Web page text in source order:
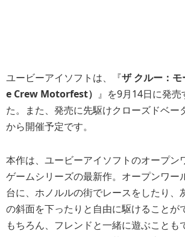
ユービーアイソフトは、『ザ クルー：
e Crew Motorfest） 』を9月14日に発
た。また、発売に先駆けクローズドベー
から開催予定です。
本作は、ユービーアイソフトのオープン
ゲームシリーズの最新作。オープンワー
台に、ホノルルの街でレースをしたり、
の斜面を下ったりと自由に駆けることが
もちろん、フレンドと一緒に遊ぶことも